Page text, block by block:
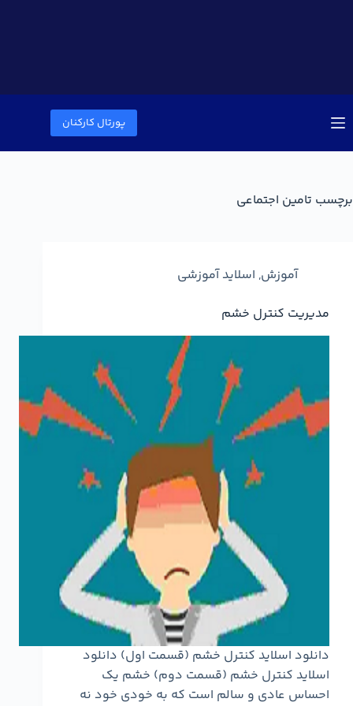
پورتال کارکنان
برچسب تامین اجتماعی
آموزش, اسلاید آموزشی
مدیریت کنترل خشم
دانلود اسلاید کنترل خشم (قسمت اول) دانلود
اسلاید کنترل خشم (قسمت دوم) خشم یک
احساس عادی و سالم است که به خودی خود نه